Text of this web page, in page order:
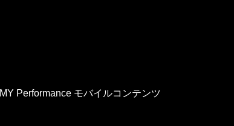
MY Performance モバイルコンテンツ